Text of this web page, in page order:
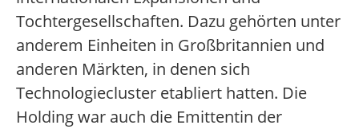
Tochtergesellschaften. Dazu gehörten unter
anderem Einheiten in Großbritannien und
anderen Märkten, in denen sich
Technologiecluster etabliert hatten. Die
Holding war auch die Emittentin der